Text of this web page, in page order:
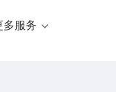
多服务